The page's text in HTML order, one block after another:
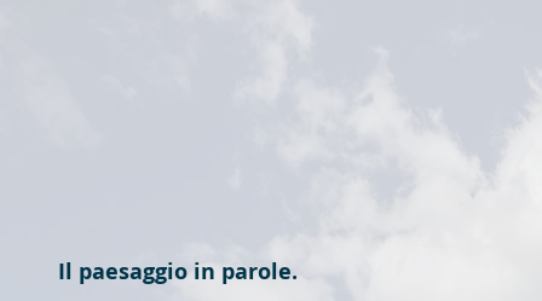
Il paesaggio in parole.